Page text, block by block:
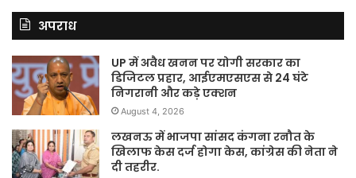
अपराध
UP में अवैध खनन पर योगी सरकार का
डिजिटल प्रहार, आईएमएसएस से 24 घंटे
निगरानी और कड़े एक्शन
August 4, 2026
लखनऊ में भाजपा सांसद कंगना रनौत के
खिलाफ केस दर्ज होगा केस, कांग्रेस की नेता ने
दी तहरीर.